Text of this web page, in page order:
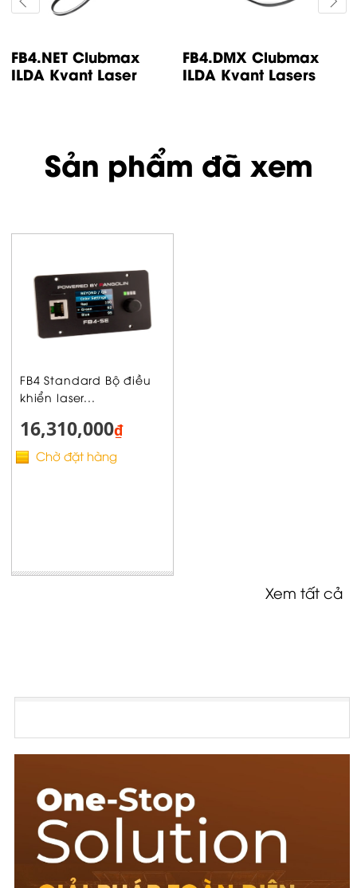
FB4.NET Clubmax
ILDA Kvant Laser
FB4.DMX Clubmax
ILDA Kvant Lasers
Sản phẩm đã xem
FB4 Standard Bộ điều
khiển laser...
16,310,000₫
Chờ đặt hàng
Xem tất cả